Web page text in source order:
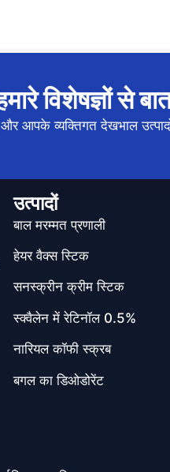
विशेषज्ञों से
आपके व्यक्तिगत देखभाल
उत्पादों
बाल मरम्मत प्रणाली
हेयर वैक्स स्टिक
सनस्क्रीन क्रीम स्टिक
स्क्वैलेन में रेटिनॉल 0.5%
नारियल कॉफी स्क्रब
बगल का डिओडोरेंट